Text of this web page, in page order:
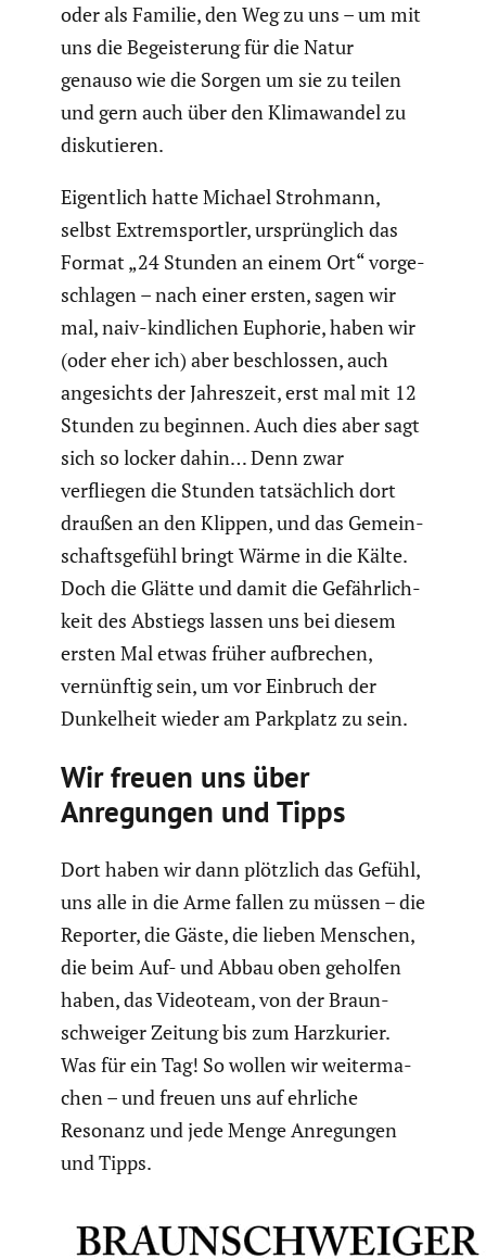
oder als Familie, den Weg zu uns – um mit
uns die Begeis­te­rung für die Natur
genauso wie die Sorgen um sie zu teilen
und gern auch über den Klima­wandel zu
disku­tieren.
Eigent­lich hatte Michael Strohmann,
selbst Extrem­sportler, ursprüng­lich das
Format „24 Stunden an einem Ort“ vorge­
schlagen – nach einer ersten, sagen wir
mal, naiv-kindli­chen Euphorie, haben wir
(oder eher ich) aber beschlossen, auch
angesichts der Jahres­zeit, erst mal mit 12
Stunden zu beginnen. Auch dies aber sagt
sich so locker dahin… Denn zwar
verfliegen die Stunden tatsäch­lich dort
draußen an den Klippen, und das Gemein­
schafts­ge­fühl bringt Wärme in die Kälte.
Doch die Glätte und damit die Gefähr­lich­
keit des Abstiegs lassen uns bei diesem
ersten Mal etwas früher aufbre­chen,
vernünftig sein, um vor Einbruch der
Dunkel­heit wieder am Parkplatz zu sein.
Wir freuen uns über
Anregungen und Tipps
Dort haben wir dann plötzlich das Gefühl,
uns alle in die Arme fallen zu müssen – die
Reporter, die Gäste, die lieben Menschen,
die beim Auf- und Abbau oben geholfen
haben, das Videoteam, von der Braun­
schweiger Zeitung bis zum Harzku­rier.
Was für ein Tag! So wollen wir weiter­ma­
chen – und freuen uns auf ehrliche
Resonanz und jede Menge Anregungen
und Tipps.